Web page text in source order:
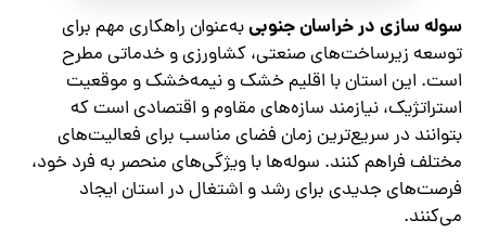
سوله سازی در خراسان جنوبیبه‌عنوان راهکاری مهم برای
توسعه زیرساخت‌های صنعتی، کشاورزی و خدماتی مطرح
است. این استان با اقلیم خشک و نیمه‌خشک و موقعیت
استراتژیک، نیازمند سازه‌های مقاوم و اقتصادی است که
بتوانند در سریع‌ترین زمان فضای مناسب برای فعالیت‌های
مختلف فراهم کنند. سوله‌ها با ویژگی‌های منحصر به فرد خود،
فرصت‌های جدیدی برای رشد و اشتغال در استان ایجاد
می‌کنند.